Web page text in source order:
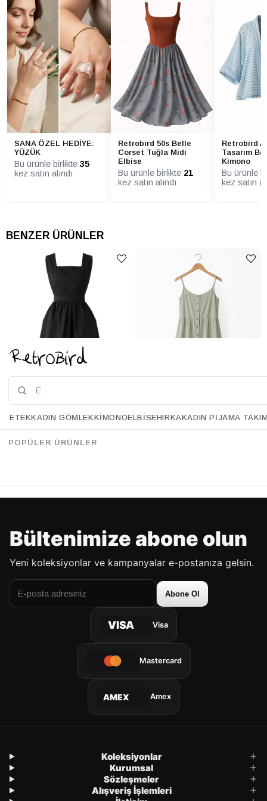
Detayı
ELBİSE Ürün
Detayı
Bağlama Detay
ELBİSE Yaka
Tipi
Kalp Yaka
ELBİSE Yaş Tüm Yaş Grupları
ELBİSE Yıkama
Talimatı
Hassas yıkama programında yıkayın
(30°C - 40°C). Ağartıcı kullanmayın.
Nazikçe kurutun, kurutma makinesinde
kurutmayın. Ütü yapmak isterseniz
(gerekli olmamalıdır), buharla veya ürün
SANA ÖZEL HEDİYE:
YÜZÜK
Bu ürünle birlikte 35
kez satın alındı
Retrobird 50s Belle
Corset Tuğla Midi
Elbise
Bu ürünle birlikte 21
kez satın alındı
Retrobird
Tasarım
Kimono
Bu ürünle
kez satın
BENZER ÜRÜNLER
113.90 USD
157.90 USD
Bültenimize abone olun
Yeni koleksiyonlar ve kampanyalar e-postanıza gelsin.
Abone Ol
VISA Visa
Mastercard
AMEX Amex
Koleksiyonlar
Kurumsal
Sözleşmeler
Alışveriş İşlemleri
ETEKKADIN GÖMLEKKIMONOELBISEHIRKAKADIN PIJAMA
POPÜLER ÜRÜNLER